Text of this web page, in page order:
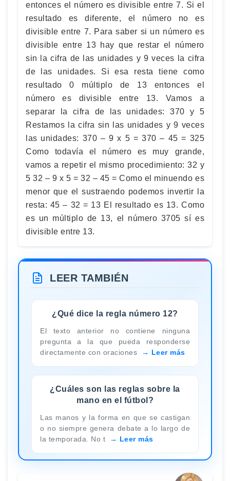
entonces el número es divisible entre 7. Si el
resultado es diferente, el número no es
divisible entre 7. Para saber si un número es
divisible entre 13 hay que restar el número
sin la cifra de las unidades y 9 veces la cifra
de las unidades. Si esa resta tiene como
resultado 0 múltiplo de 13 entonces el
número es divisible entre 13. Vamos a
separar la cifra de las unidades: 370 y 5
Restamos la cifra sin las unidades y 9 veces
las unidades: 370 – 9 x 5 = 370 – 45 = 325
Como todavía el número es muy grande,
vamos a repetir el mismo procedimiento: 32 y
5 32 – 9 x 5 = 32 – 45 = Como el minuendo es
menor que el sustraendo podemos invertir la
resta: 45 – 32 = 13 El resultado es 13. Como
es un múltiplo de 13, el número 3705 sí es
divisible entre 13.
LEER TAMBIÉN
¿Qué dice la regla número 12?
El texto anterior no contiene ninguna
pregunta a la que pueda responderse
directamente con oraciones
Leer más
¿Cuáles son las reglas sobre la
mano en el fútbol?
Las manos y la forma en que se castigan
o no siempre genera debate a lo largo de
la temporada. No t
Leer más